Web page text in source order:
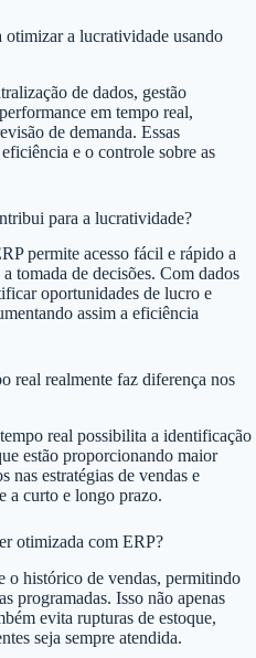
otimizar a lucratividade usando
de dados, gestão
em tempo real,
de demanda. Essas
e o controle sobre as
para a lucratividade?
permite acesso fácil e rápido a
tomada de decisões. Com dados
oportunidades de lucro e
assim a eficiência
real realmente faz diferença nos
real possibilita a identificação
estão proporcionando maior
nas estratégias de vendas e
a curto e longo prazo.
otimizada com ERP?
o histórico de vendas, permitindo
programadas. Isso não apenas
evita rupturas de estoque,
seja sempre atendida.